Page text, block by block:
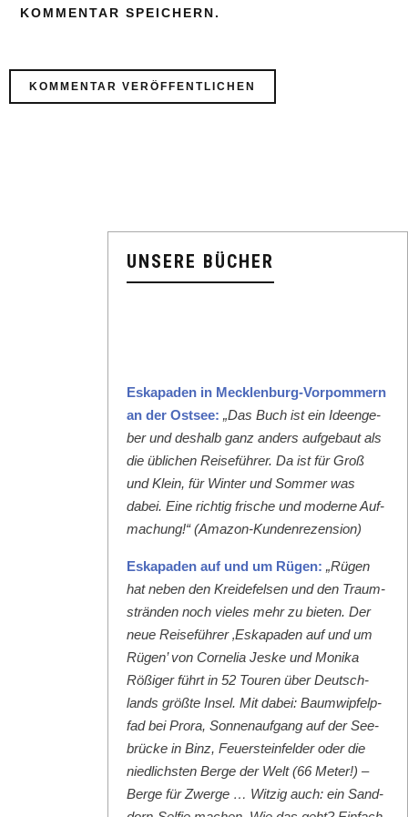
KOMMENTAR SPEICHERN.
UNSERE BÜCHER
Eska­paden in Meck­len­burg-Vor­pom­mern
an der Ost­see: „Das Buch ist ein Ideenge­
ber und deshalb ganz anders aufge­baut als
die üblichen Reise­führer. Da ist für Groß
und Klein, für Win­ter und Som­mer was
dabei. Eine richtig frische und mod­erne Auf­
machung!“ (Ama­zon-Kun­den­rezen­sion)
Eska­paden auf und um Rügen: „Rügen
hat neben den Krei­de­felsen und den Traum­
strän­den noch vieles mehr zu bieten. Der
neue Reise­führer ‚Eska­paden auf und um
Rügen’ von Cor­nelia Jeske und Moni­ka
Rößiger führt in 52 Touren über Deutsch­
lands größte Insel. Mit dabei: Baumwipfelp­
fad bei Pro­ra, Son­nenauf­gang auf der See­
brücke in Binz, Feuer­ste­in­felder oder die
niedlich­sten Berge der Welt (66 Meter!) –
Berge für Zwerge … Witzig auch: ein Sand­